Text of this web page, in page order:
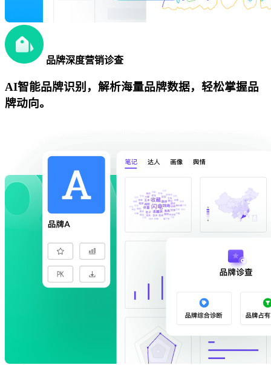
品牌深度营销诊查
AI智能品牌识别，解析海量品牌数据，轻松掌握品
牌动向。